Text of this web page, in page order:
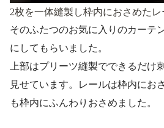
2枚を一体縫製し枠内におさめた
そのふたつのお気に入りのカーテ
にしてもらいました。
上部はプリーツ縫製でできるだけ
見せています。レールは枠内にお
も枠内にふんわりおさめました。